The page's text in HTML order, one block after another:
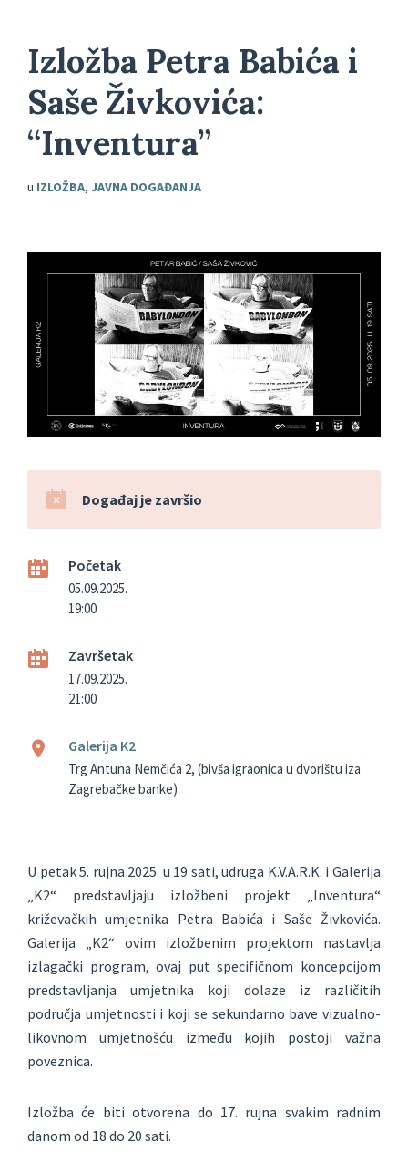
Izložba Petra Babića i
Saše Živkovića:
“Inventura”
u IZLOŽBA, JAVNA DOGAĐANJA
Događaj je završio
Početak
05.09.2025.
19:00
Završetak
17.09.2025.
21:00
Galerija K2
Trg Antuna Nemčića 2, (bivša igraonica u dvorištu iza
Zagrebačke banke)
U petak 5. rujna 2025. u 19 sati, udruga K.V.A.R.K. i Galerija
„K2“ predstavljaju izložbeni projekt „Inventura“
križevačkih umjetnika Petra Babića i Saše Živkovića.
Galerija „K2“ ovim izložbenim projektom nastavlja
izlagački program, ovaj put specifičnom koncepcijom
predstavljanja umjetnika koji dolaze iz različitih
područja umjetnosti i koji se sekundarno bave vizualno-
likovnom umjetnošću između kojih postoji važna
poveznica.
Izložba će biti otvorena do 17. rujna svakim radnim
danom od 18 do 20 sati.